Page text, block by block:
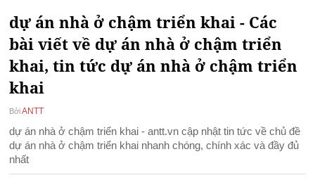
dự án nhà ở chậm triển khai - Các
bài viết về dự án nhà ở chậm triển
khai, tin tức dự án nhà ở chậm triển
khai
Bởi ANTT
dự án nhà ở chậm triển khai - antt.vn cập nhật tin tức về chủ đề
dự án nhà ở chậm triển khai nhanh chóng, chính xác và đầy đủ
nhất